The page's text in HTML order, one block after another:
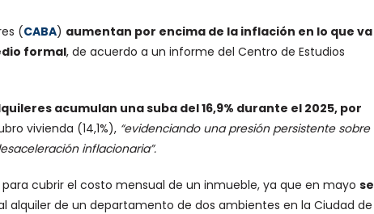
(CABA) aumentan por encima de la inflación en lo que va
formal, de acuerdo a un informe del Centro de Estudios
acumulan una suba del 16,9% durante el 2025, por
vivienda (14,1%), “evidenciando una presión persistente sobre
inflacionaria”.
cubrir el costo mensual de un inmueble, ya que en mayo se
alquiler de un departamento de dos ambientes en la Ciudad de